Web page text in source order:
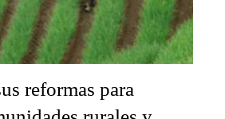
reformas para